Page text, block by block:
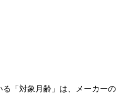
「対象月齢」は、メーカーの